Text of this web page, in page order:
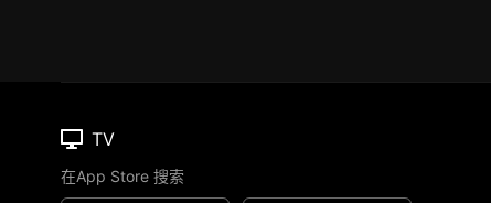
TV
在App Store 搜索